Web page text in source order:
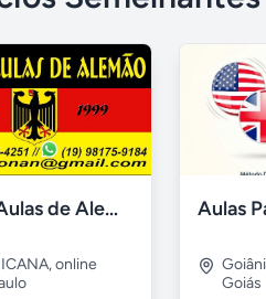
Bonan Aulas de Alemão - Aulas Online
,online
Goiás